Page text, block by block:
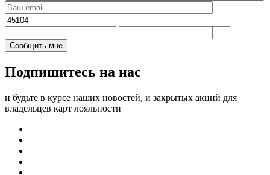
Подпишитесь на нас
и будьте в курсе наших новостей, и закрытых акций для
владельцев карт лояльности